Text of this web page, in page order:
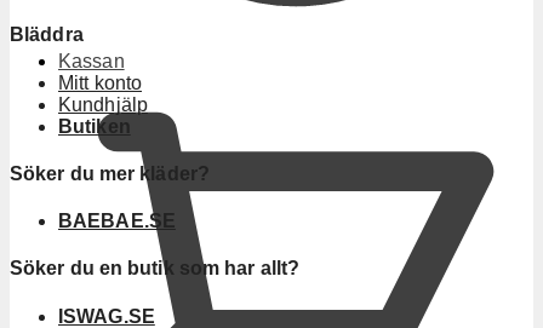
Kassan
Bläddra
Mitt konto
Kundhjälp
Butiken
Söker du mer kläder?
BAEBAE.SE
Söker du en butik som har allt?
ISWAG.SE